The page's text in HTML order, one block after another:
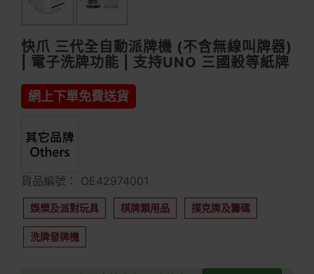
快爪 三代全自動派牌機 (不含無線叫牌器)
| 電子洗牌功能 | 支持UNO 三國殺等紙牌
網上下單免費送貨
貨品編號： OE42974001
娛樂及派對玩具 棋牌類用品 撲克牌及籌碼
洗牌發牌機